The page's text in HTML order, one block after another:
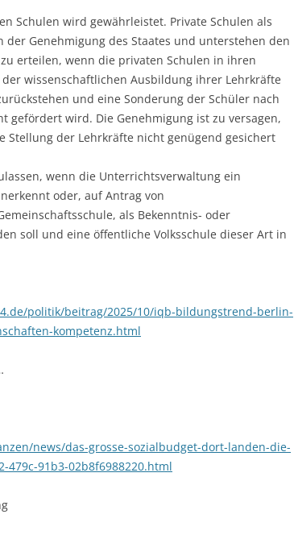
Schulen wird gewährleistet. Private Schulen als
Genehmigung des Staates und unterstehen den
erteilen, wenn die privaten Schulen in ihren
wissenschaftlichen Ausbildung ihrer Lehrkräfte
und eine Sonderung der Schüler nach
gefördert wird. Die Genehmigung ist zu versagen,
der Lehrkräfte nicht genügend gesichert
wenn die Unterrichtsverwaltung ein
oder, auf Antrag von
als Bekenntnis- oder
soll und eine öffentliche Volksschule dieser Art in
politik/beitrag/2025/10/iqb-bildungstrend-berlin-
kompetenz.html
news/das-grosse-sozialbudget-dort-landen-die-
479c-91b3-02b8f6988220.html